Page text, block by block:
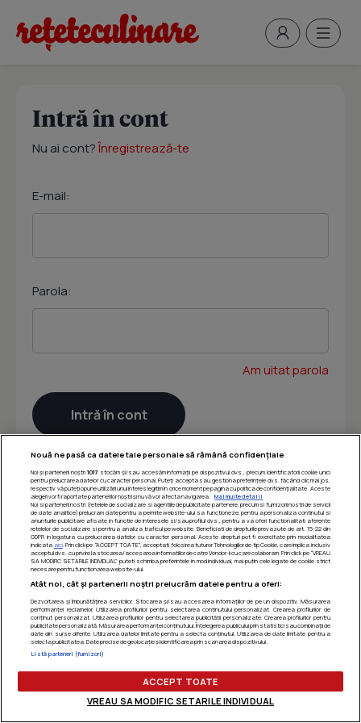
Intră în cont
Nu ai cont?Înregistrează-te
E-mail:
Parola:
Am uitat parola
Nouă ne pasă ca datele tale personale să rămână confidențiale
Noi și partenerii noștri 1017 stocăm și/sau accesăm informații pe dispozitivul dvs., precum identificatorii cookie unici
pentru prelucrarea datelor cu caracter personal. Puteți accepta sau gestiona preferințele dvs. făcând clic mai jos,
respectiv vă puteți opune utilizării unui interes legitim în orice moment pe pagina cu politica de confidențialitate. Aceste
alegeri vor fi raportate partenerilor noștri și nu vă vor afecta navigarea.
Mai multe detalii
Noi si partenerii nostri (retelele de socializare si agentiile de publicitate partenere, precum si furnizorii nostri de servicii
de date analitice) prelucram date pentru a permite website-ului sa functioneze, pentru a personaliza continutul si
anunturile publicitare afisate in functie de interesele si/sau profilul dvs., pentru a va oferi functionalitati aferente
retelelor de socializare si pentru a analiza traficul pe website. Beneficiati de drepturile prevazute de art. 15-22 din
GDPR in legatura cu prelucrarea datelor cu caracter personal. Aceste drepturi pot fi exercitate prin modalitatea
indicata aici. Prin click pe “ACCEPT TOATE”, acceptati folosirea tuturor Tehnologiilor de tip Cookie, care implica inclusiv
acceptul dvs. cu privire la stocarea/accesarea informatiilor de catre Vendor-ii cu care colaboram. Prin click pe “VREAU
SA MODIFIC SETARILE INDIVIDUAL” puteti schimba preferintele in mod individual, mai putin cele legate de cookie strict
necesare pentru functionarea website-ului.
Atât noi, cât și partenerii noștri prelucrăm datele pentru a oferi:
Dezvoltarea și îmbunătățirea serviciilor. Stocarea și/sau accesarea informațiilor de pe un dispozitiv. Măsurarea
performanței reclamelor. Utilizarea profilurilor pentru selectarea conținutului personalizat. Crearea profilurilor de
conținut personalizat. Utilizarea profilurilor pentru selectarea publicității personalizate. Crearea profilurilor pentru
publicitate personalizată. Măsurarea performanței conținutului. Înțelegerea publicului prin statistici sau combinații de
date din surse diferite. Utilizarea datelor limitate pentru a selecta conținutul. Utilizarea de date limitate pentru a
selecta publicitatea. Date precise de geolocație și identificarea prin scanarea dispozitivului.
Listă parteneri (furnizori)
ACCEPT TOATE
VREAU SA MODIFIC SETARILE INDIVIDUAL